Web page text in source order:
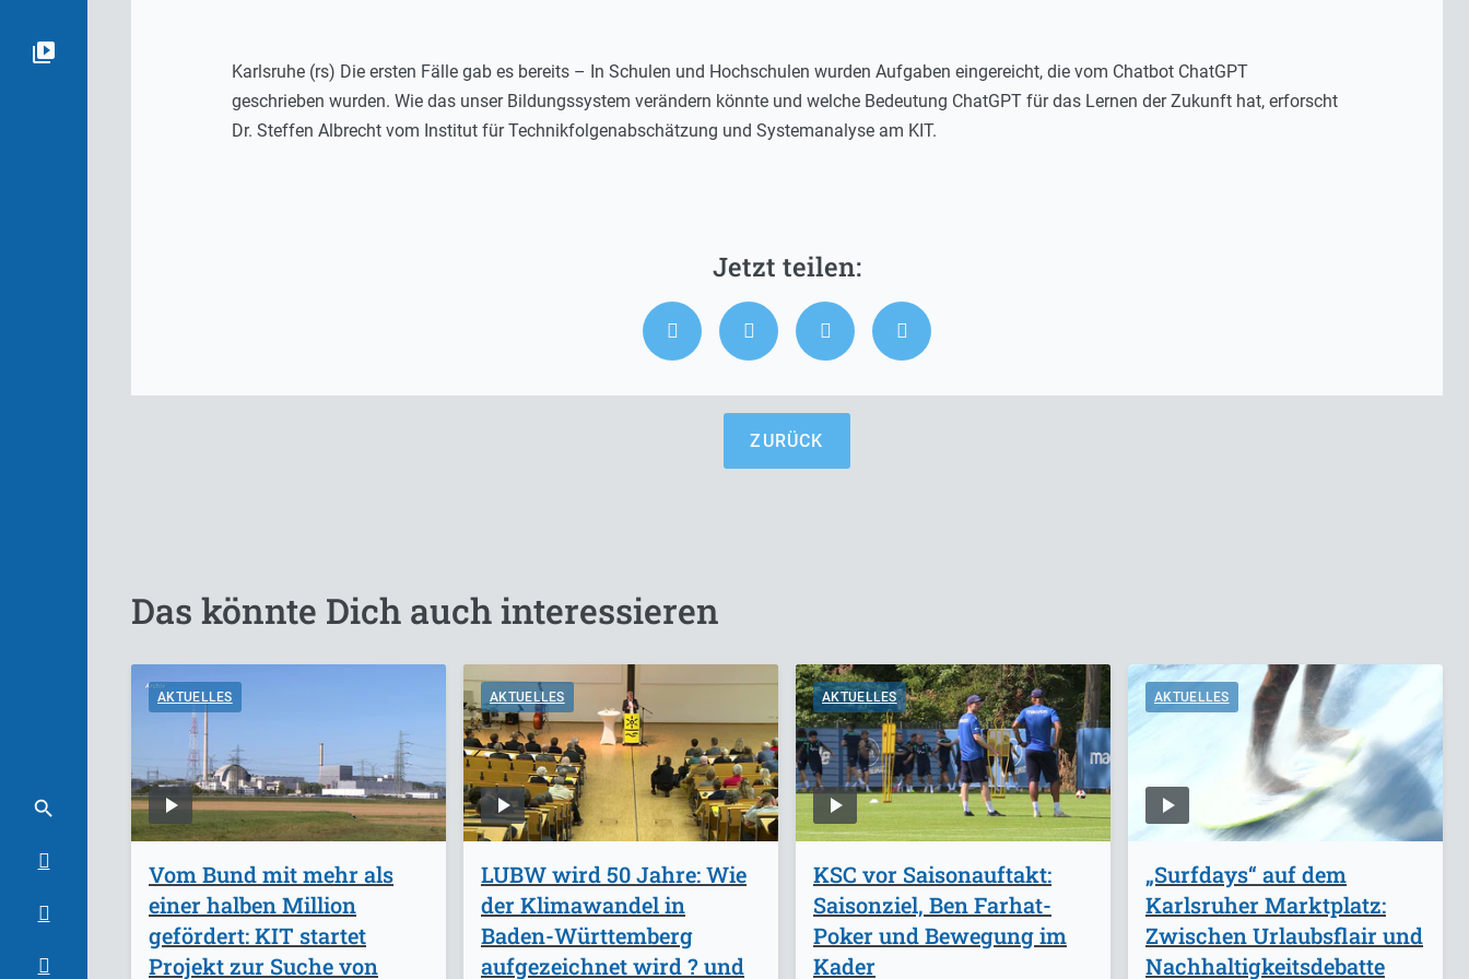
Karlsruhe (rs) Die ersten Fälle gab es bereits – In Schulen und Hochschulen wurden Aufgaben eingereicht, die vom Chatbot ChatGPT
geschrieben wurden. Wie das unser Bildungssystem verändern könnte und welche Bedeutung ChatGPT für das Lernen der Zukunft hat, erforscht
Dr. Steffen Albrecht vom Institut für Technikfolgenabschätzung und Systemanalyse am KIT.
ZURÜCK
Das könnte Dich auch interessieren
AKTUELLES
Vom Bund mit mehr als
einer halben Million
gefördert: KIT startet
Projekt zur Suche von
AKTUELLES
LUBW wird 50 Jahre: Wie
der Klimawandel in
Baden-Württemberg
aufgezeichnet wird ? und
AKTUELLES
KSC vor Saisonauftakt:
Saisonziel, Ben Farhat-
Poker und Bewegung im
Kader
AKTUELLES
„Surfdays“ auf dem
Karlsruher Marktplatz:
Zwischen Urlaubsflair und
Nachhaltigkeitsdebatte